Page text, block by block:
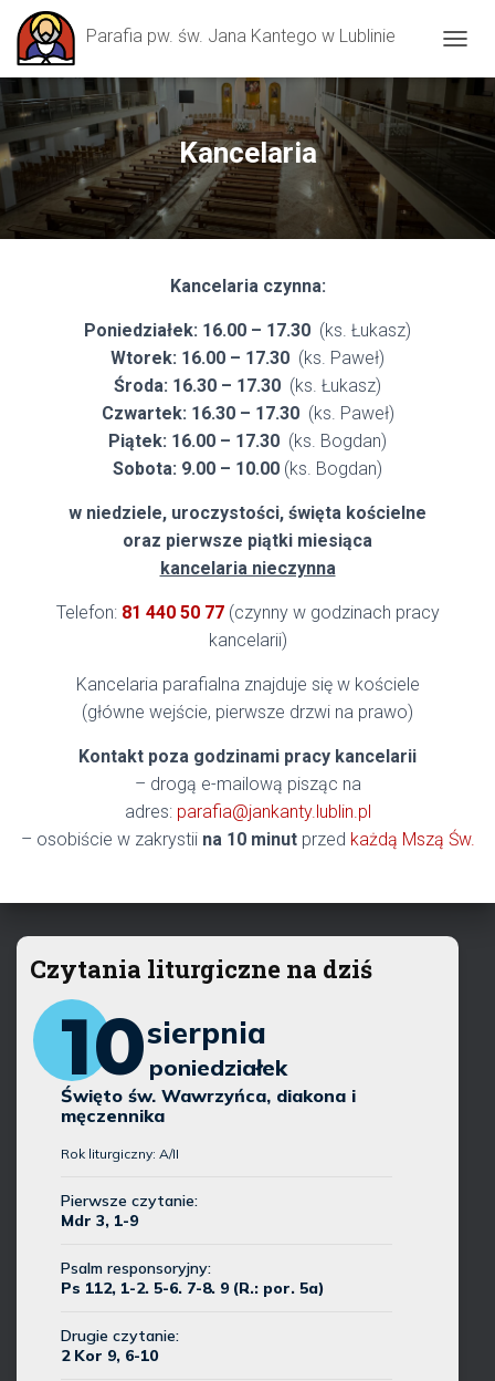
Parafia pw. św. Jana Kantego w Lublinie
Kancelaria
Kancelaria czynna:
Poniedziałek: 16.00 – 17.30 (ks. Łukasz)
Wtorek: 16.00 – 17.30 (ks. Paweł)
Środa: 16.30 – 17.30 (ks. Łukasz)
Czwartek: 16.30 – 17.30 (ks. Paweł)
Piątek: 16.00 – 17.30 (ks. Bogdan)
Sobota: 9.00 – 10.00 (ks. Bogdan)
w niedziele, uroczystości, święta kościelne
oraz pierwsze piątki miesiąca
kancelaria nieczynna
Telefon: 81 440 50 77(czynny w godzinach pracy
kancelarii)
Kancelaria parafialna znajduje się w kościele
(główne wejście, pierwsze drzwi na prawo)
Kontakt poza godzinami pracy kancelarii
– drogą e-mailową pisząc na
adres: parafia@jankanty.lublin.pl
– osobiście w zakrystii na 10 minutprzed każdą Mszą Św.
Czytania liturgiczne na dziś